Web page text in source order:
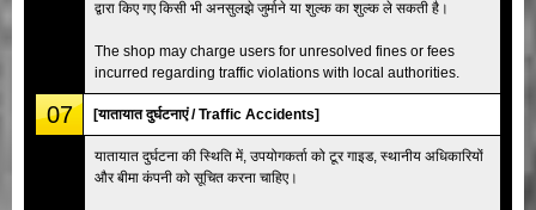
द्वारा किए गए किसी भी अनसुलझे जुर्माने या शुल्क का शुल्क ले सकती है।
The shop may charge users for unresolved fines or fees
incurred regarding traffic violations with local authorities.
07 [यातायात दुर्घटनाएं / Traffic Accidents]
यातायात दुर्घटना की स्थिति में, उपयोगकर्ता को टूर गाइड, स्थानीय अधिकारियों
और बीमा कंपनी को सूचित करना चाहिए।